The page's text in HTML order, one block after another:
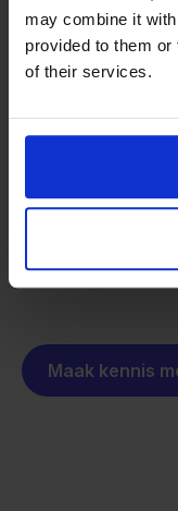
may combine it
provided to them
of their services.
Van
oplossing voor
uitgegroeid tot
heel Europa. De
Maak kennis